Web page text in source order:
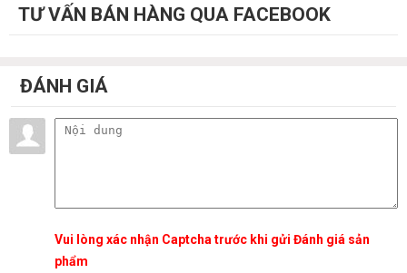
TƯ VẤN BÁN HÀNG QUA FACEBOOK
ĐÁNH GIÁ
Vui lòng xác nhận Captcha trước khi gửi Đánh giá sản
phẩm